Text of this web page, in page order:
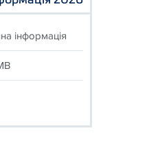
інформація